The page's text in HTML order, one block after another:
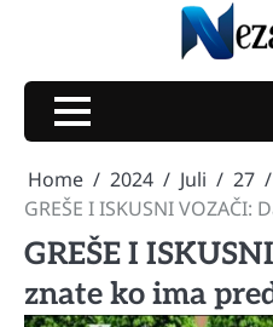
Home 2024 Juli
27
GREŠE I ISKUSNI
GREŠE I
znate ko ima